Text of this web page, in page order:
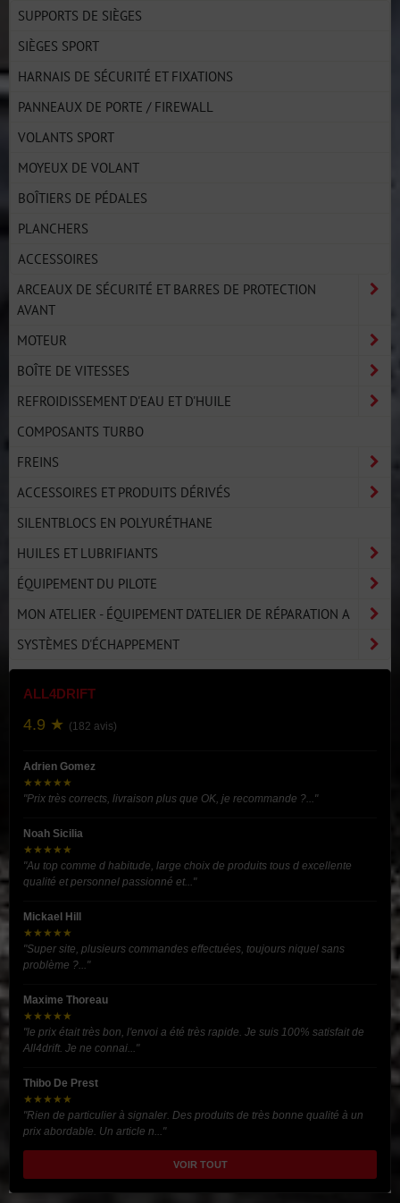
SUPPORTS DE SIÈGES
SIÈGES SPORT
HARNAIS DE SÉCURITÉ ET FIXATIONS
PANNEAUX DE PORTE / FIREWALL
VOLANTS SPORT
MOYEUX DE VOLANT
BOÎTIERS DE PÉDALES
PLANCHERS
ACCESSOIRES
ARCEAUX DE SÉCURITÉ ET BARRES DE PROTECTION
AVANT
MOTEUR
BOÎTE DE VITESSES
REFROIDISSEMENT D'EAU ET D'HUILE
COMPOSANTS TURBO
FREINS
ACCESSOIRES ET PRODUITS DÉRIVÉS
SILENTBLOCS EN POLYURÉTHANE
HUILES ET LUBRIFIANTS
ÉQUIPEMENT DU PILOTE
MON ATELIER - ÉQUIPEMENT D'ATELIER DE RÉPARATION A
SYSTÈMES D'ÉCHAPPEMENT
ALL4DRIFT
4.9 ★ (182 avis)
Adrien Gomez
★★★★★
"Prix très corrects, livraison plus que OK, je recommande ?..."
Noah Sicilia
★★★★★
"Au top comme d habitude, large choix de produits tous d excellente
qualité et personnel passionné et..."
Mickael Hill
★★★★★
"Super site, plusieurs commandes effectuées, toujours niquel sans
problème ?..."
Maxime Thoreau
★★★★★
"le prix était très bon, l'envoi a été très rapide. Je suis 100% satisfait de
All4drift. Je ne connai..."
Thibo De Prest
★★★★★
"Rien de particulier à signaler. Des produits de très bonne qualité à un
prix abordable. Un article n..."
VOIR TOUT